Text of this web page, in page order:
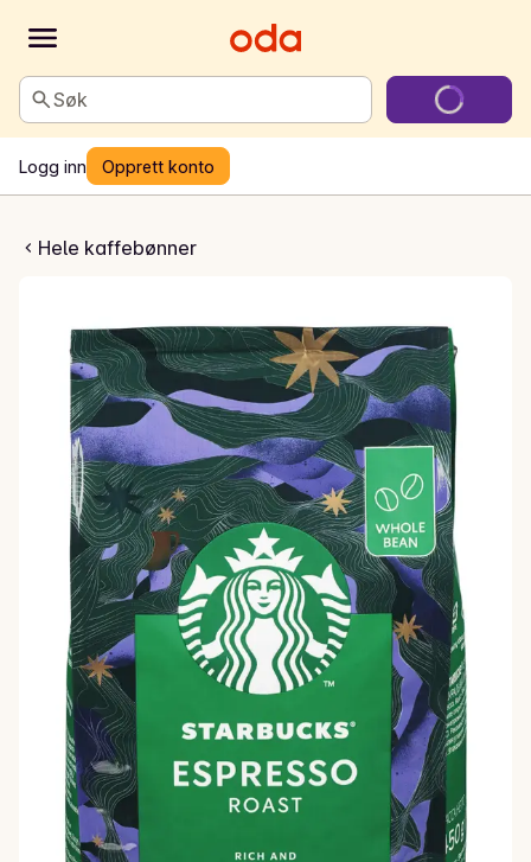
Søk
Logg inn Opprett konto
Hele kaffebønner
Espresso Roast